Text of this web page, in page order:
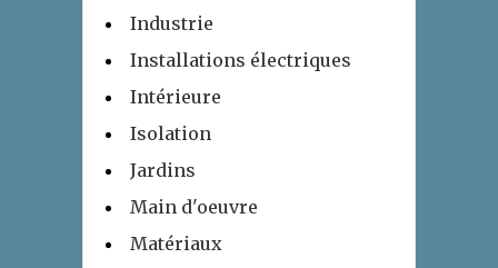
Industrie
Installations électriques
Intérieure
Isolation
Jardins
Main d'oeuvre
Matériaux